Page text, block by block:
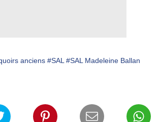
anciens #SAL #SAL Madeleine Ballan